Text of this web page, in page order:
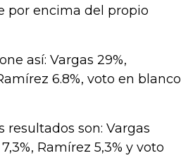
por encima del propio
así: Vargas 29%,
6.8%, voto en blanco
resultados son: Vargas
Ramírez 5,3% y voto